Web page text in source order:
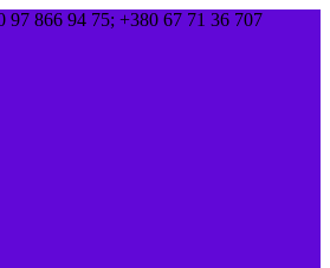
97 866 94 75; +380 67 71 36 707